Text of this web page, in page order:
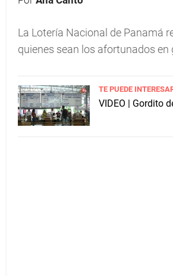
La Lotería Nacional de Panamá
quienes sean los afortunados en
TE PUEDE
VIDEO | Gordito